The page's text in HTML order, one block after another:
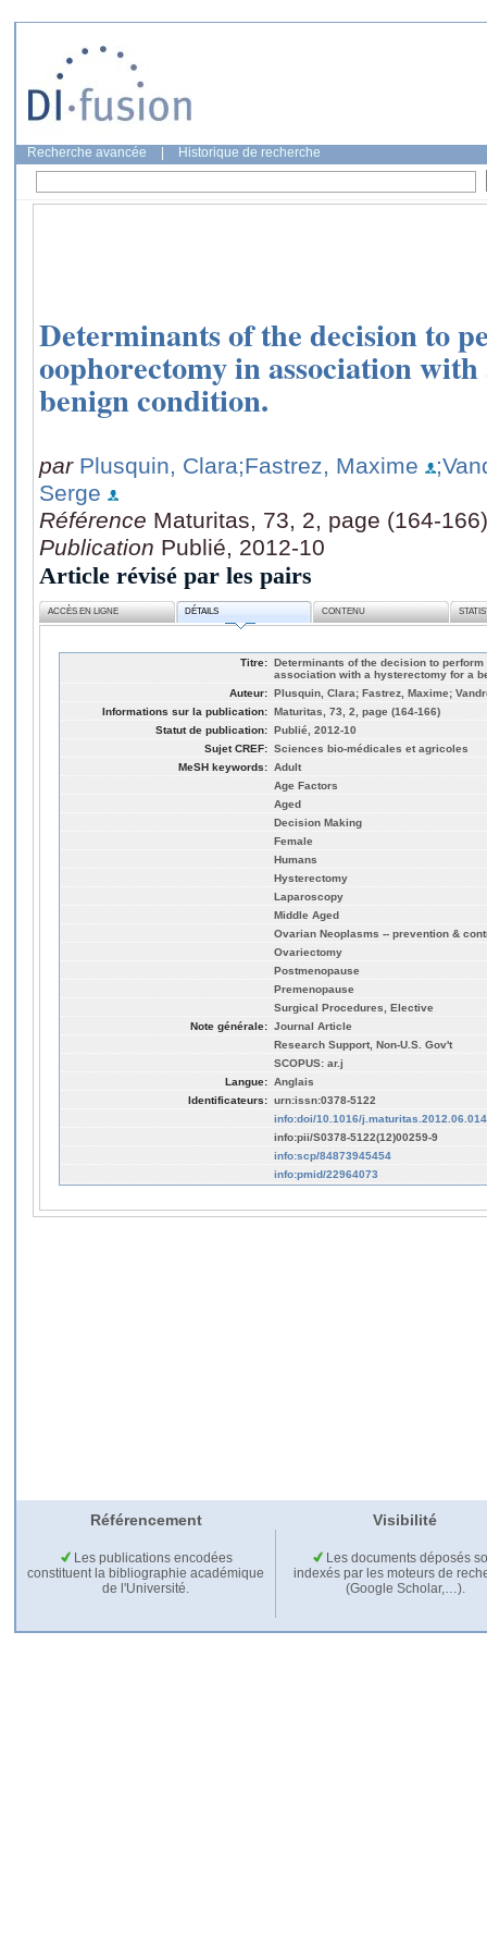
Recherche avancée Historique de recherche
Determinants of the decision to
oophorectomy in association
benign condition.
par Plusquin, Clara;Fastrez, Maxime
Serge
Référence Maturitas, 73, 2, page (164-166)
Publication Publié, 2012-10
Article révisé par les pairs
ACCÈS EN LIGNE DÉTAILS CONTENU
Titre: Determinants of the decision to
association with a hysterectomy for a
Auteur: Plusquin, Clara; Fastrez, Maxime;
Informations sur la publication: Maturitas, 73, 2, page (164-166)
Statut de publication: Publié, 2012-10
Sujet CREF: Sciences bio-médicales et agricoles
MeSH keywords: Adult
Age Factors
Aged
Decision Making
Female
Humans
Hysterectomy
Laparoscopy
Middle Aged
Ovarian Neoplasms -- prevention &
Ovariectomy
Postmenopause
Premenopause
Surgical Procedures, Elective
Note générale: Journal Article
Research Support, Non-U.S. Gov't
SCOPUS: ar.j
Langue: Anglais
Identificateurs: urn:issn:0378-5122
info:doi/10.1016/j.maturitas.2012.06.014
info:pii/S0378-5122(12)00259-9
info:scp/84873945454
info:pmid/22964073
Référencement Visibilité
Les publications encodées
constituent la bibliographie académique
de l'Université.
Les documents déposés
indexés par les moteurs de
(Google Scholar,…).